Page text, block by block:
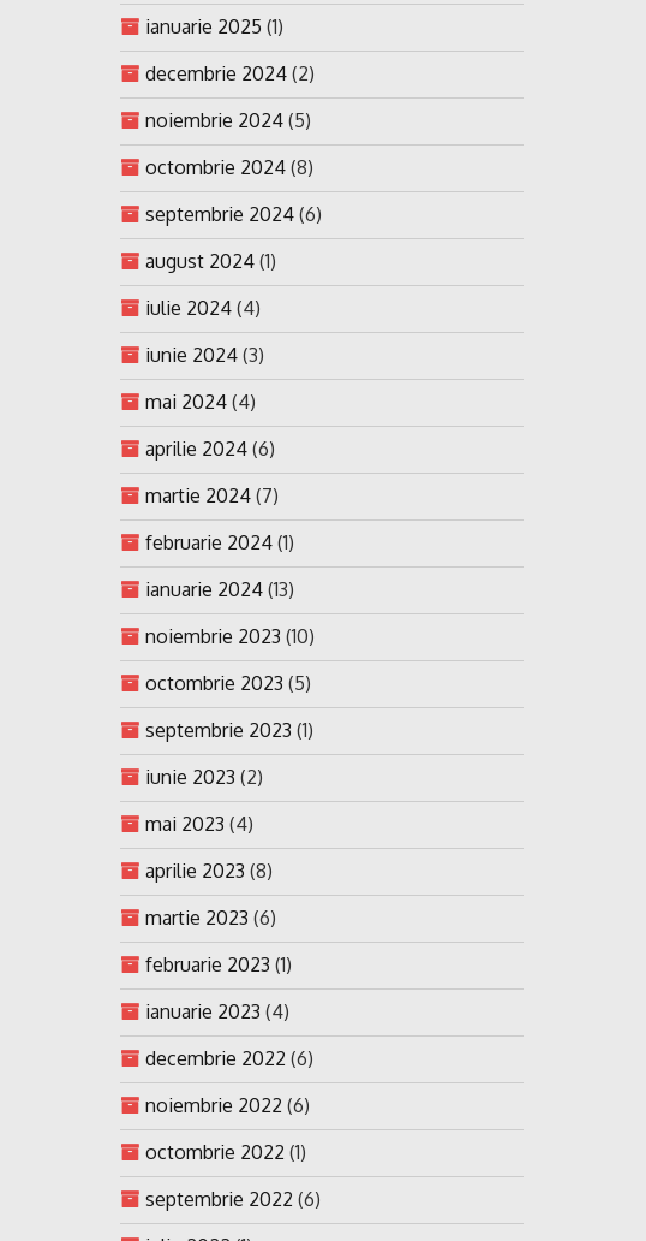
ianuarie 2025 (1)
decembrie 2024 (2)
noiembrie 2024 (5)
octombrie 2024 (8)
septembrie 2024 (6)
august 2024 (1)
iulie 2024 (4)
iunie 2024 (3)
mai 2024 (4)
aprilie 2024 (6)
martie 2024 (7)
februarie 2024 (1)
ianuarie 2024 (13)
noiembrie 2023 (10)
octombrie 2023 (5)
septembrie 2023 (1)
iunie 2023 (2)
mai 2023 (4)
aprilie 2023 (8)
martie 2023 (6)
februarie 2023 (1)
ianuarie 2023 (4)
decembrie 2022 (6)
noiembrie 2022 (6)
octombrie 2022 (1)
septembrie 2022 (6)